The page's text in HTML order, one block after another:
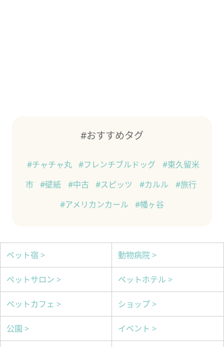
#おすすめタグ
#チャチャ丸 #フレンチブルドッグ
#東久留米
市
#壁紙 #中古 #スピッツ #カルル
#旅行
#アメリカンカール
#幡ヶ谷
ペット宿 > 動物病院 >
ペットサロン > ペットホテル >
ペットカフェ > ショップ >
公園 > イベント >